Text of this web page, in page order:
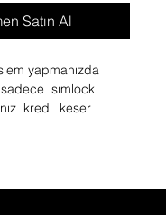
Satın Al
yapmanızda
sımlock
kredı keser